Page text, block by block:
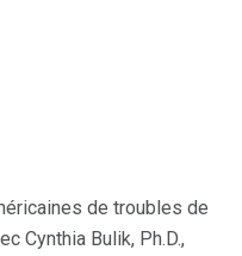
de troubles de
Cynthia Bulik, Ph.D.,